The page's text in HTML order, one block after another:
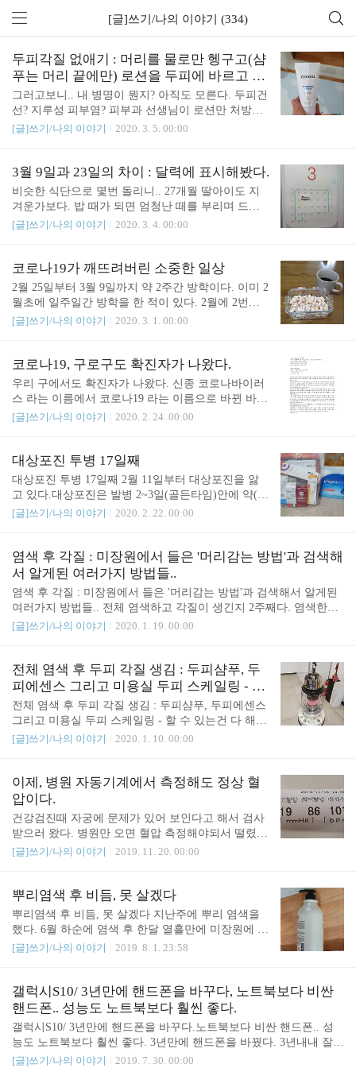
[글]쓰기/나의 이야기 (334)
두피각질 없애기 : 머리를 물로만 헹구고(샴
푸는 머리 끝에만) 로션을 두피에 바르고 자
다/ 피부과 선생님의 처방
그러고보니.. 내 병명이 뭔지? 아직도 모른다. 두피건
선? 지루성 피부염? 피부과 선생님이 로션만 처방해
주셨다. 대상포진 진료 받으면서, 머리에 각질이 너
에 붉은 반점 같은게 있었는데 그런건 없다고 했더
니, 그러면 스테로이드 연고는 필요없겠네요. 했다.
그러고보니 왜? 머리에 각질이 심해졌는지.. 등등에
하지만.. 아무튼 피부과 선생님이 처방해주신 방법은
잘 발라준다. - 베개에 수건을 깔고 잔다. - 아침에 머
리를 물로 헹궈준다. 이때 손톱이 아니라 손끝으로
눌러주듯 감는다. 샴푸는 머리 끝에만 묻..
[글]쓰기/나의 이야기 2020. 3. 5. 00:00
3월 9일과 23일의 차이 : 달력에 표시해봤다.
비슷한 식단으로 몇번 돌리니.. 27개월 딸아이도 지
겨운가보다. 밥 때가 되면 엄청난 떼를 부리며 드러
눕는다. "니가 엄마 밥 좀 차려주라." 어차피 알아듣
살아야 한다. 터져나오는 짜증을 서로에게 부리며 풀
며.. 피투성이가 되겠구나. 우울해져서 달력에다 원
래 방학이랑 연기된 방학을 표시해봤다. 주말은 뺐
아보자. 갖혀있지 않는거라면 훨씬 더 좋았을텐데...
[글]쓰기/나의 이야기 2020. 3. 4. 00:00
코로나19가 깨뜨려버린 소중한 일상
2월 25일부터 3월 9일까지 약 2주간 방학이다. 이미 2
월초에 일주일간 방학을 한 적이 있다. 2월에 2번이
나 방학을 한 셈이다. 2020년 2월은 그렇게 기억될 것
런게 가택 연금인가? 창살 있는 감옥인건가. 그나마
우리 애는 27개월 아가라 괜찮은데, 머리 굵은 아이
들이 있는 집은 어떻게 살까? 아이는 다행이 잘 먹고,
쩌다 이 지경이 된건지. 우울하기도 하고, 기가 막히
들어서 대상포진에 걸렸는데.. 이번엔 2주다. 나는 살
아남을 수 있을까? 2주 후 아프지 않고 건강한 모습
으로.. 강냉..
[글]쓰기/나의 이야기 2020. 3. 1. 00:00
코로나19, 구로구도 확진자가 나왔다.
우리 구에서도 확진자가 나왔다. 신종 코로나바이러
스 라는 이름에서 코로나19 라는 이름으로 바뀐 바이
러스. 3월까지 계속 돌듯 한데... 그래서 주말에 집에
[글]쓰기/나의 이야기 2020. 2. 24. 00:00
대상포진 투병 17일째
대상포진 투병 17일째 2월 11일부터 대상포진을 앓
고 있다.대상포진은 발병 2~3일(골든타임)안에 약(항
바이러스제)을 먹었으면 회복이 빨리 됐을거라고 한
아픈 중이다. 6일째에 너무 아파서 응급실에 갔다. 일
요일(2월 16일) 오후여서 응급실에 가야 했다.우주복
입은 간호사들과 험악한 표정의 경비아저씨(?)가 있
는 대학병원은 그야말로 전쟁터였다. 하필 혈압도 높
고(156) 그래서인지 침대에 가서 누워있으라고 했다.
5시간 정도 검사(소변검사와 피검사)와 응급의사 선
생님과 눈쪽이 심하게 붓고 있어서 안과 선생님이 오
셔서 봐주셨다. 응급실에서 안과 선생님..
[글]쓰기/나의 이야기 2020. 2. 22. 00:00
염색 후 각질 : 미장원에서 들은 '머리감는 방법'과 검색해
서 알게된 여러가지 방법들..
염색 후 각질 : 미장원에서 들은 '머리감는 방법'과 검색해서 알게된
여러가지 방법들.. 전체 염색하고 각질이 생긴지 2주째다. 염색한지
한달반이 넘으니 가르마 사이로 새치가 희긋희긋하게 올라왔다. 뿌
해야겠다 결심했다. 미장원 가서 자리에 앉았다. 미용사 선생님은 염
색약을 바꿔보란다. (돈이 문제지.) 이눔의 각질 때문에 돈 나가게 생
겼다. 속상하다. 샴푸를 좋은거 써보라고 권한다. (원래 잘라주던 선
생님이 한달 휴가를 갔다.) 정말 속상했다. 머리가 이렇게 된게 잘못
이지. 각질이 사라지기 전까지는 할머니 소리 들어도.. 커트만 할 생
각이다. 커트 선생님 말고 샴푸해주..
[글]쓰기/나의 이야기 2020. 1. 19. 00:00
전체 염색 후 두피 각질 생김 : 두피샴푸, 두
피에센스 그리고 미용실 두피 스케일링 - 할
수 있는건 다 해보는 중이다.
전체 염색 후 두피 각질 생김 : 두피샴푸, 두피에센스
그리고 미용실 두피 스케일링 - 할 수 있는건 다 해보
는 중이다. 12월 중순에 전체 염색을 했다. 그리고 한
방법들을 해보고 있다. 1. 두피샴푸 검색 후 구매 두
피샴푸로 검색하니 엄청난 양의 샴푸들이 검색된다.
일반샴푸 종류가 많듯이 그렇다. 각질에 좋다는 밀가
루 샴푸와 두피샴푸를 샀다. 약산성이라 일반샴푸랑
번갈아 사용하는게 좋겠다. 2. 두피에센스 검색 후 구
매 머리에 바르는 에센스를 샀다. 가려울때 그냥 바
감고 바르는 중이다. 3. 미용실 두피 스케일링 어린이
집에 가서 아이들에게 동화..
[글]쓰기/나의 이야기 2020. 1. 10. 00:00
이제, 병원 자동기계에서 측정해도 정상 혈
압이다.
건강검진때 자궁에 문제가 있어 보인다고 해서 검사
받으러 왔다. 병원만 오면 혈압 측정해야되서 떨렸
다. 집이나 주민센터에서 재면 정상인 혈압은 병원에
효과인걸까? 암튼 다행이다.
[글]쓰기/나의 이야기 2019. 11. 20. 00:00
뿌리염색 후 비듬, 못 살겠다
뿌리염색 후 비듬, 못 살겠다 지난주에 뿌리 염색을
했다. 6월 하순에 염색 후 한달 열흘만에 미장원에 간
거였다. 약을 바르는데 심하게 아팠다. 눈도 따끔거
니! 3일째 됐을때 머리에서 왕비듬이 여러개 달려있
는게 보였다. 헉... 이게 뭐야? 비듬?? 그 다음날도, 다
다음날도 머리 감으며 왕비듬을 떼어냈다. 일부러 찾
아간 비싼 미용실이었는데, 이런 일이 다 있구나. 억
울했다. 보*헤어 였다. 커트 비용도 따로 받더만. 속
상하다. 전화해서 물어보니, 염색한 날 내 상태에 따
[글]쓰기/나의 이야기 2019. 8. 1. 23:58
갤럭시S10/ 3년만에 핸드폰을 바꾸다, 노트북보다 비싼
핸드폰.. 성능도 노트북보다 훨씬 좋다.
갤럭시S10/ 3년만에 핸드폰을 바꾸다.노트북보다 비싼 핸드폰.. 성
능도 노트북보다 훨씬 좋다. 3년만에 핸드폰을 바꿨다. 3년내내 잘
사용했던 갤럭시 S7을 S10으로 바꿨다. 케이스 사러가서 설명들으
[글]쓰기/나의 이야기 2019. 7. 30. 00:00